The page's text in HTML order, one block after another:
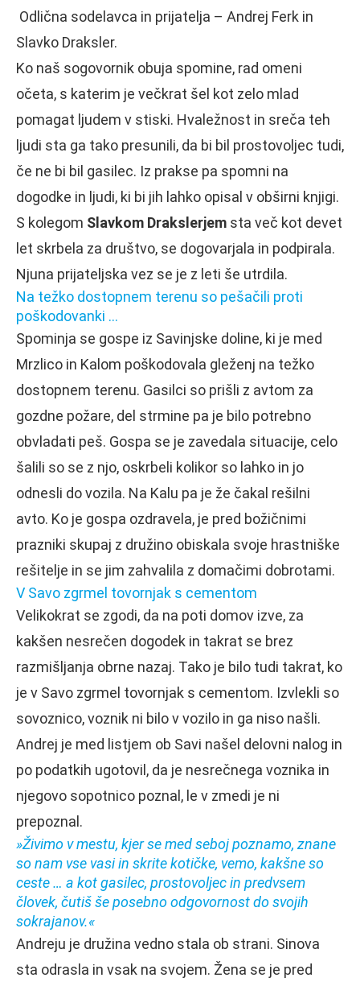
Odlična sodelavca in prijatelja – Andrej Ferk in
Slavko Draksler.
Ko naš sogovornik obuja spomine, rad omeni
očeta, s katerim je večkrat šel kot zelo mlad
pomagat ljudem v stiski. Hvaležnost in sreča teh
ljudi sta ga tako presunili, da bi bil prostovoljec tudi,
če ne bi bil gasilec. Iz prakse pa spomni na
dogodke in ljudi, ki bi jih lahko opisal v obširni knjigi.
S kolegom Slavkom Drakslerjem sta več kot devet
let skrbela za društvo, se dogovarjala in podpirala.
Njuna prijateljska vez se je z leti še utrdila.
Na težko dostopnem terenu so pešačili proti
poškodovanki …
Spominja se gospe iz Savinjske doline, ki je med
Mrzlico in Kalom poškodovala gleženj na težko
dostopnem terenu. Gasilci so prišli z avtom za
gozdne požare, del strmine pa je bilo potrebno
obvladati peš. Gospa se je zavedala situacije, celo
šalili so se z njo, oskrbeli kolikor so lahko in jo
odnesli do vozila. Na Kalu pa je že čakal rešilni
avto. Ko je gospa ozdravela, je pred božičnimi
prazniki skupaj z družino obiskala svoje hrastniške
rešitelje in se jim zahvalila z domačimi dobrotami.
V Savo zgrmel tovornjak s cementom
Velikokrat se zgodi, da na poti domov izve, za
kakšen nesrečen dogodek in takrat se brez
razmišljanja obrne nazaj. Tako je bilo tudi takrat, ko
je v Savo zgrmel tovornjak s cementom. Izvlekli so
sovoznico, voznik ni bilo v vozilo in ga niso našli.
Andrej je med listjem ob Savi našel delovni nalog in
po podatkih ugotovil, da je nesrečnega voznika in
njegovo sopotnico poznal, le v zmedi je ni
prepoznal.
»Živimo v mestu, kjer se med seboj poznamo, znane
so nam vse vasi in skrite kotičke, vemo, kakšne so
ceste … a kot gasilec, prostovoljec in predvsem
človek, čutiš še posebno odgovornost do svojih
sokrajanov.«
Andreju je družina vedno stala ob strani. Sinova
sta odrasla in vsak na svojem. Žena se je pred